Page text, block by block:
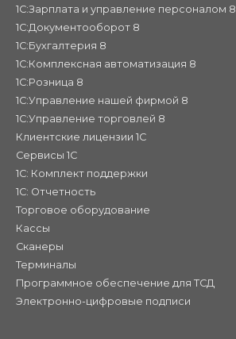
1С:Зарплата и управление персоналом 8
1С:Документооборот 8
1С:Бухгалтерия 8
1С:Комплексная автоматизация 8
1С:Розница 8
1С:Управление нашей фирмой 8
1С:Управление торговлей 8
Клиентские лицензии 1С
Сервисы 1С
1С: Комплект поддержки
1С: Отчетность
Торговое оборудование
Кассы
Сканеры
Терминалы
Программное обеспечение для ТСД
Электронно-цифровые подписи